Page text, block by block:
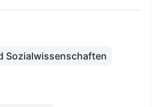
Sozialwissenschaften